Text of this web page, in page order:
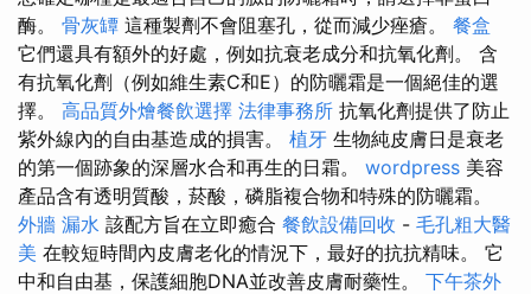
酶。 骨灰罈 這種製劑不會阻塞孔，從而減少痤瘡。 餐盒
它們還具有額外的好處，例如抗衰老成分和抗氧化劑。 含
有抗氧化劑（例如維生素C和E）的防曬霜是一個絕佳的選
擇。 高品質外燴餐飲選擇 法律事務所 抗氧化劑提供了防止
紫外線內的自由基造成的損害。 植牙 生物純皮膚日是衰老
的第一個跡象的深層水合和再生的日霜。 wordpress 美容
產品含有透明質酸，菸酸，磷脂複合物和特殊的防曬霜。
外牆 漏水 該配方旨在立即癒合 餐飲設備回收 - 毛孔粗大醫
美 在較短時間內皮膚老化的情況下，最好的抗抗精味。 它
中和自由基，保護細胞DNA並改善皮膚耐藥性。 下午茶外